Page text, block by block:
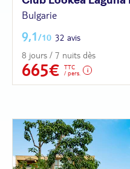
Bulgarie
9,1/10 32 avis
8 jours / 7 nuits dès
665€
TTC
/ pers.